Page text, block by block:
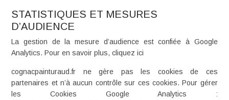
STATISTIQUES ET MESURES
D’AUDIENCE
La gestion de la mesure d’audience est confiée à Google
Analytics. Pour en savoir plus, cliquez ici
cognacpainturaud.fr ne gère pas les cookies de ces
partenaires et n’à aucun contrôle sur ces cookies. Pour gérer
les Cookies Google Analytics :